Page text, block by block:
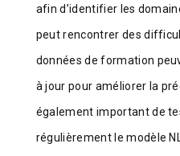
afin d’identifier les
peut rencontrer des
données de formation
à jour pour améliorer la
également important de
régulièrement le modèle